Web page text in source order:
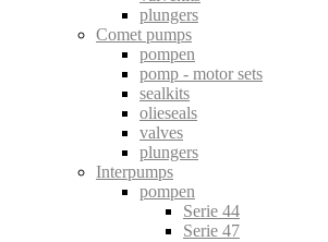
plungers
Comet pumps
pompen
pomp - motor sets
sealkits
olieseals
valves
plungers
Interpumps
pompen
Serie 44
Serie 47